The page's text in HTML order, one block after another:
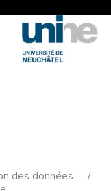
des données